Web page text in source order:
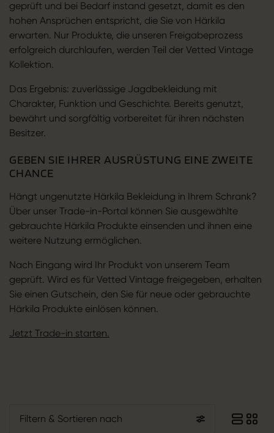
geprüft und bei Bedarf instand gesetzt, damit es den
hohen Ansprüchen entspricht, die Sie von Härkila
erwarten. Nur Produkte, die unseren Freigabeprozess
erfolgreich durchlaufen, werden Teil der Vetted Vintage
Kollektion.
Das Ergebnis: zuverlässige Jagdbekleidung mit
Charakter, Funktion und Geschichte. Bereits genutzt,
bewährt und sorgfältig vorbereitet für ihren nächsten
Besitzer.
GEBEN SIE IHRER AUSRÜSTUNG EINE ZWEITE
CHANCE
Hängt ungenutzte Härkila Bekleidung in Ihrem Schrank?
Über unser Trade-in-Portal können Sie ausgewählte
gebrauchte Härkila Produkte einsenden und ihnen eine
weitere Nutzung ermöglichen.
Nach Eingang wird Ihr Produkt von unserem Team
geprüft. Wird es für Vetted Vintage freigegeben, erhalten
Sie einen Gutschein, den Sie für neue oder gebrauchte
Härkila Produkte einlösen können.
Jetzt Trade-in starten.
Filtern & Sortieren nach